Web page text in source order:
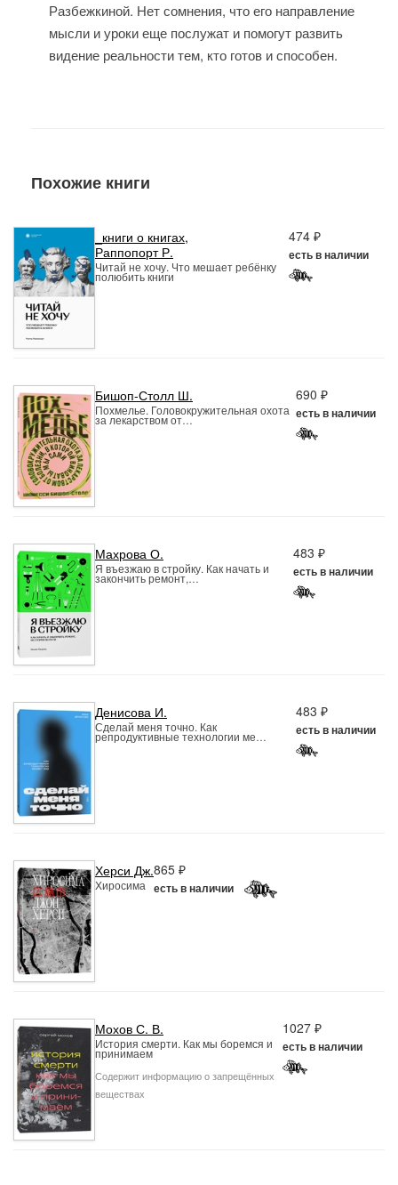
Разбежкиной. Нет сомнения, что его направление
мысли и уроки еще послужат и помогут развить
видение реальности тем, кто готов и способен.
Похожие книги
_книги о книгах,
Раппопорт Р.
Читай не хочу. Что мешает ребёнку
полюбить книги
474 ₽
есть в наличии
Бишоп-Столл Ш.
Похмелье. Головокружительная охота
за лекарством от…
690 ₽
есть в наличии
Махрова О.
Я въезжаю в стройку. Как начать и
закончить ремонт,…
483 ₽
есть в наличии
Денисова И.
Сделай меня точно. Как
репродуктивные технологии ме…
483 ₽
есть в наличии
Херси Дж.
Хиросима
865 ₽
есть в наличии
Мохов С. В.
История смерти. Как мы боремся и
принимаем
Содержит информацию о запрещённых
веществах
1027 ₽
есть в наличии